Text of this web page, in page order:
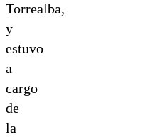
Torrealba,
y
estuvo
a
cargo
de
la